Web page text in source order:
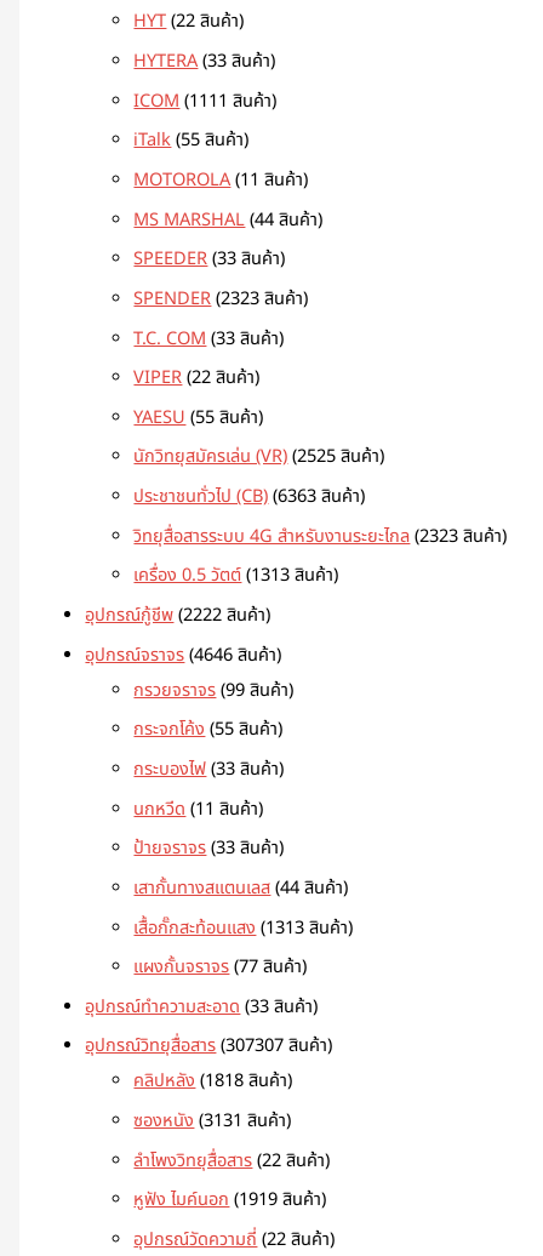
HYT 22 สินค้า
HYTERA 33 สินค้า
ICOM 1111 สินค้า
iTalk 55 สินค้า
MOTOROLA 11 สินค้า
MS MARSHAL 44 สินค้า
SPEEDER 33 สินค้า
SPENDER 2323 สินค้า
T.C. COM 33 สินค้า
VIPER 22 สินค้า
YAESU 55 สินค้า
นักวิทยุสมัครเล่น (VR) 2525 สินค้า
ประชาชนทั่วไป (CB) 6363 สินค้า
วิทยุสื่อสารระบบ 4G สำหรับงานระยะไกล 2323 สินค้า
เครื่อง 0.5 วัตต์ 1313 สินค้า
อุปกรณ์กู้ชีพ 2222 สินค้า
อุปกรณ์จราจร 4646 สินค้า
กรวยจราจร 99 สินค้า
กระจกโค้ง 55 สินค้า
กระบองไฟ 33 สินค้า
นกหวีด 11 สินค้า
ป้ายจราจร 33 สินค้า
เสากั้นทางสแตนเลส 44 สินค้า
เสื้อกั๊กสะท้อนแสง 1313 สินค้า
แผงกั้นจราจร 77 สินค้า
อุปกรณ์ทำความสะอาด 33 สินค้า
อุปกรณ์วิทยุสื่อสาร 307307 สินค้า
คลิปหลัง 1818 สินค้า
ซองหนัง 3131 สินค้า
ลำโพงวิทยุสื่อสาร 22 สินค้า
หูฟัง ไมค์นอก 1919 สินค้า
อุปกรณ์วัดความถี่ 22 สินค้า